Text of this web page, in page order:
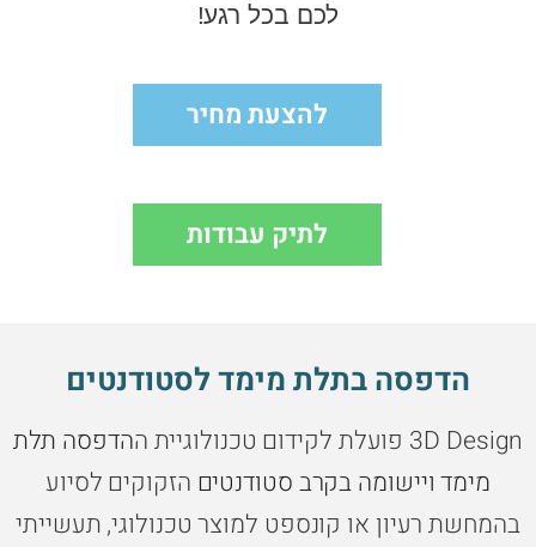
לכם בכל רגע!
להצעת מחיר
לתיק עבודות
הדפסה בתלת מימד לסטודנטים
3D Design פועלת לקידום טכנולוגיית ה
הדפסה תלת
מימד ויישומה בקרב סטודנטים הזקוקים לסיוע
בהמחשת רעיון או קונספט למוצר טכנולוגי, תעשייתי